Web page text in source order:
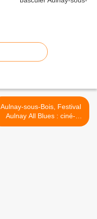
Aulnay-sous-Bois, Festival
Aulnay All Blues : ciné-
karaoké cet après-midi